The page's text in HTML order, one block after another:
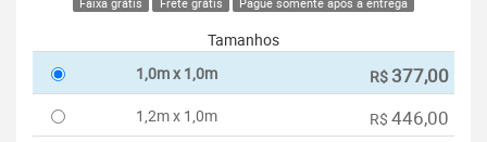
Faixa grátis Frete grátis Pague somente após a entrega
Tamanhos
1,0m x 1,0m
R$ 377,00
1,2m x 1,0m R$ 446,00